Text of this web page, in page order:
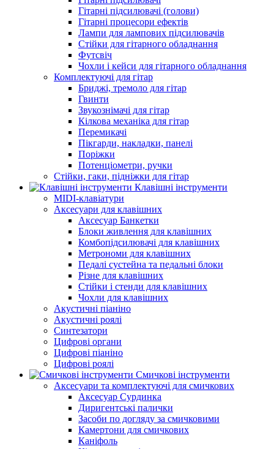
Гітарні підсилювачі (голови)
Гітарні процесори ефектів
Лампи для лампових підсилювачів
Стійки для гітарного обладнання
Футсвіч
Чохли і кейси для гітарного обладнання
Комплектуючі для гітар
Бриджі, тремоло для гітар
Гвинти
Звукознімачі для гітар
Кілкова механіка для гітар
Перемикачі
Пікгарди, накладки, панелі
Поріжки
Потенціометри, ручки
Стійки, гаки, підніжки для гітар
Клавішні інструменти
MIDI-клавіатури
Аксесуари для клавішних
Аксесуар Банкетки
Блоки живлення для клавішних
Комбопідсилювачі для клавішних
Метрономи для клавішних
Педалі сустейна та педальні блоки
Різне для клавішних
Стійки і стенди для клавішних
Чохли для клавішних
Акустичні піаніно
Акустичні роялі
Синтезатори
Цифрові органи
Цифрові піаніно
Цифрові роялі
Смичкові інструменти
Аксесуари та комплектуючі для смичкових
Аксесуар Сурдинка
Диригентські палички
Засоби по догляду за смичковими
Камертони для смичкових
Каніфоль